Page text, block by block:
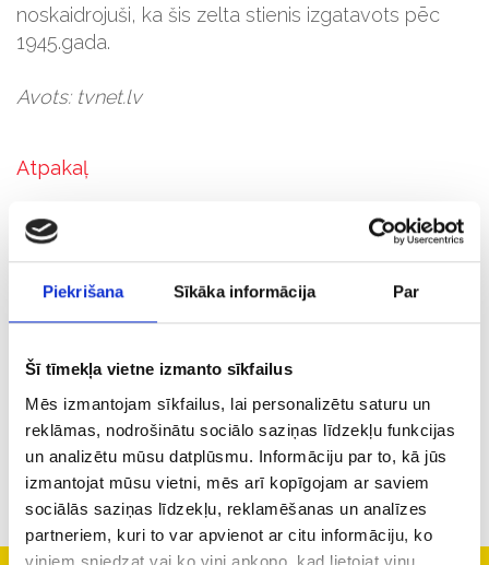
Piekrišana Sīkāka informācija Par
Šī tīmekļa vietne izmanto sīkfailus
Mēs izmantojam sīkfailus, lai personalizētu saturu un
reklāmas, nodrošinātu sociālo saziņas līdzekļu funkcijas
un analizētu mūsu datplūsmu. Informāciju par to, kā jūs
izmantojat mūsu vietni, mēs arī kopīgojam ar saviem
sociālās saziņas līdzekļu, reklamēšanas un analīzes
partneriem, kuri to var apvienot ar citu informāciju, ko
viņiem sniedzat vai ko viņi apkopo, kad lietojat viņu
noskaidrojuši, ka šis zelta stienis izgatavots pēc
1945.gada.
Avots: tvnet.lv
Atpakaļ
8838
27223344